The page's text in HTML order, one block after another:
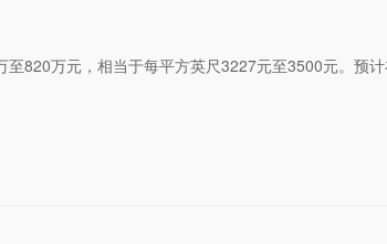
820万元，相当于每平方英尺3227元至3500元。预